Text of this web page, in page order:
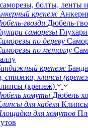
болты, ленты
Дюбель-
(крепеж)
Дюбель
Клипсы